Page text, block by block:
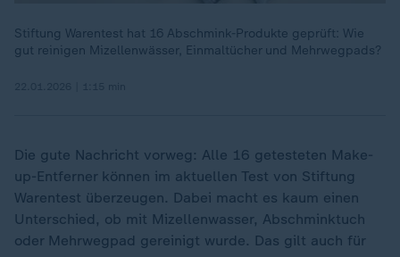
Stiftung Warentest hat 16 Abschmink-Produkte geprüft: Wie
gut reinigen Mizellenwässer, Einmaltücher und Mehrwegpads?
Die gute Nachricht vorweg: Alle 16 getesteten Make-
up-Entferner können im aktuellen Test von Stiftung
Warentest überzeugen. Dabei macht es kaum einen
Unterschied, ob mit Mizellenwasser, Abschminktuch
oder Mehrwegpad gereinigt wurde. Das gilt auch für